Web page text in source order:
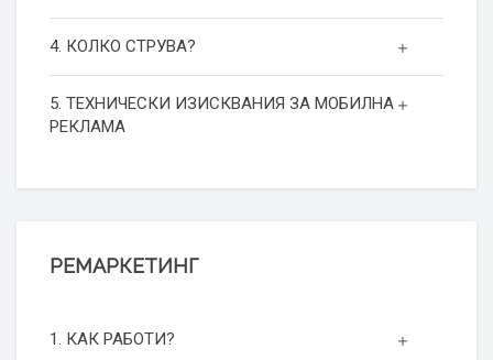
4. КОЛКО СТРУВА?
5. ТЕХНИЧЕСКИ ИЗИСКВАНИЯ ЗА МОБИЛНА
РЕКЛАМА
РЕМАРКЕТИНГ
1. КАК РАБОТИ?